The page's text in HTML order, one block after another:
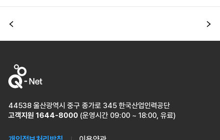
이전
44538 울산광역시 중구 종가로 345 한국산업인력공단
고객지원 1644-8000 (운영시간 09:00 ~ 18:00, 유료)